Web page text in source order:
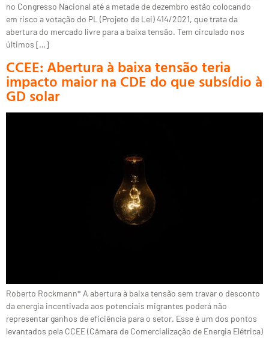
no Congresso Nacional até a metade de dezembro estão colocando
em risco a votação do PL (Projeto de Lei) 414/2021, que trata da
abertura do mercado livre para a baixa tensão. Tem circulado nos
últimos […]
CCEE: Abertura à baixa tensão teria
impacto maior na CDE do que subsídio à
GD solar
Roberto Rockmann* A abertura à baixa tensão sem travar o desconto
da energia incentivada aos potenciais migrantes poderá não
representar ganhos de eficiência para o setor. Esse é um dos pontos
levantados pela CCEE (Câmara de Comercialização de Energia Elétrica)